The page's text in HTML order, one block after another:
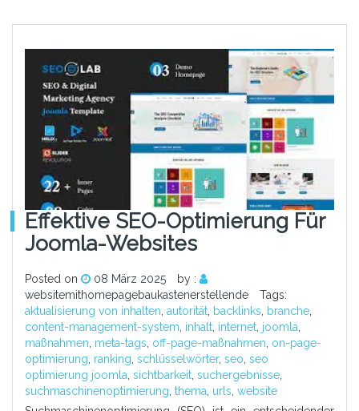
Effektive SEO-Optimierung Für
Joomla-Websites
Posted on 08 März 2025
by :
websitemithomepagebaukastenerstellende
Tags:
aktualisierung von inhalten, autorität, backlinks, branche,
content-management-system, inhalt, internet, joomla,
maßnahmen, meta-tags, off-page-maßnahmen, on-page-
optimierung, ranking, schlüsselwörter, seo, seo
optimierung joomla, sichtbarkeit, suchergebnisse,
suchmaschinenoptimierung, thema, urls, website